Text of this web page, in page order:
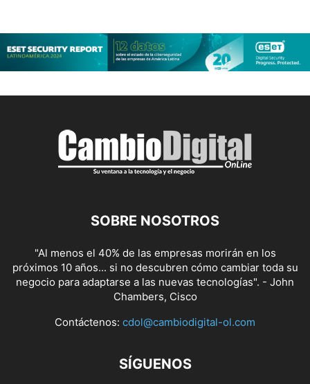
SOBRE NOSOTROS
"Al menos el 40% de las empresas morirán en los
próximos 10 años... si no descubren cómo cambiar toda su
negocio para adaptarse a las nuevas tecnologías". - John
Chambers, Cisco
Contáctenos: cdol@cambiodigital-ol.com
SÍGUENOS